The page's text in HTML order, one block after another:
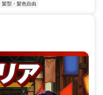
髪型・髪色自由